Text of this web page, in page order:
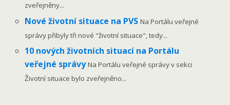
zveřejněny...
Nové životní situace na PVSNa Portálu veřejné
správy přibyly tři nové "životní situace", tedy...
10 nových životních situací na Portálu
veřejné správyNa Portálu veřejné správy v sekci
Životní situace bylo zveřejněno...